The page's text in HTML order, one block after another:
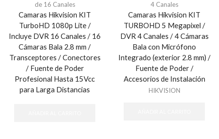
de 16 Canales
Camaras Hikvision KIT
TurboHD 1080p Lite /
Incluye DVR 16 Canales / 16
Cámaras Bala 2.8 mm /
Transceptores / Conectores
/ Fuente de Poder
Profesional Hasta 15Vcc
para Larga Distancias
4 Canales
Camaras Hikvision KIT
TURBOHD 5 Megapixel /
DVR 4 Canales / 4 Cámaras
Bala con Micrófono
Integrado (exterior 2.8 mm) /
Fuente de Poder /
Accesorios de Instalación
HIKVISION